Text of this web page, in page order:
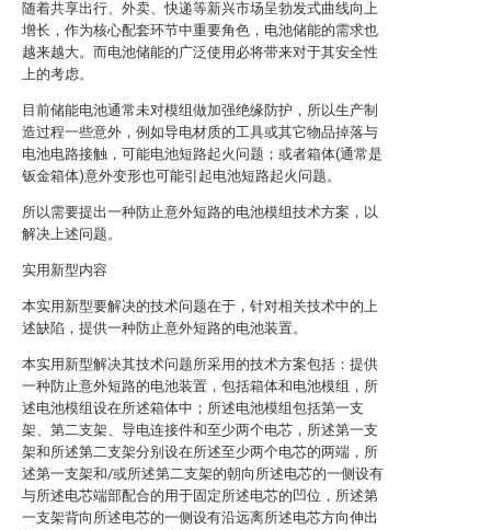
随着共享出行、外卖、快递等新兴市场呈勃发式曲线向上
增长，作为核心配套环节中重要角色，电池储能的需求也
越来越大。而电池储能的广泛使用必将带来对于其安全性
上的考虑。
目前储能电池通常未对模组做加强绝缘防护，所以生产制
造过程一些意外，例如导电材质的工具或其它物品掉落与
电池电路接触，可能电池短路起火问题；或者箱体(通常是
钣金箱体)意外变形也可能引起电池短路起火问题。
所以需要提出一种防止意外短路的电池模组技术方案，以
解决上述问题。
实用新型内容
本实用新型要解决的技术问题在于，针对相关技术中的上
述缺陷，提供一种防止意外短路的电池装置。
本实用新型解决其技术问题所采用的技术方案包括：提供
一种防止意外短路的电池装置，包括箱体和电池模组，所
述电池模组设在所述箱体中；所述电池模组包括第一支
架、第二支架、导电连接件和至少两个电芯，所述第一支
架和所述第二支架分别设在所述至少两个电芯的两端，所
述第一支架和/或所述第二支架的朝向所述电芯的一侧设有
与所述电芯端部配合的用于固定所述电芯的凹位，所述第
一支架背向所述电芯的一侧设有沿远离所述电芯方向伸出